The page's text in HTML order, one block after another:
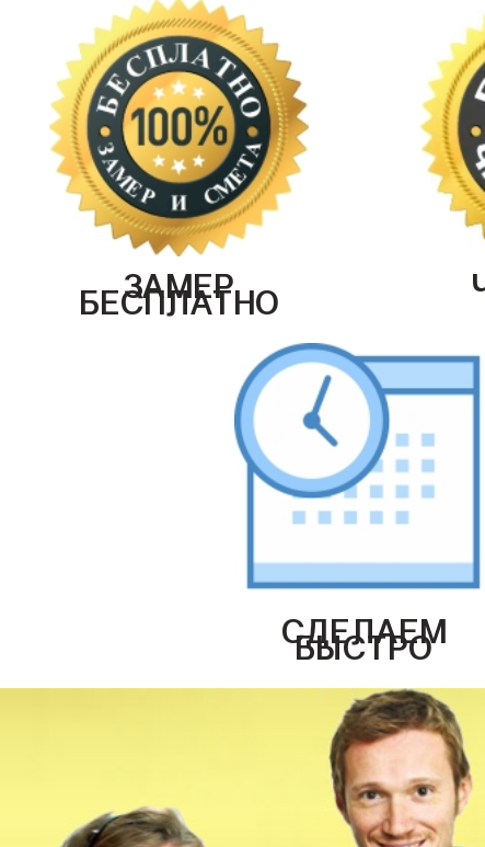
ЗАМЕР
БЕСПЛАТНО
СДЕЛАЕМ
БЫСТРО